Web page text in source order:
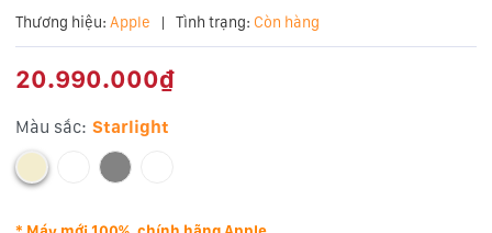
Thương hiệu: Apple | Tình trạng: Còn hàng
20.990.000₫
Màu sắc: Starlight